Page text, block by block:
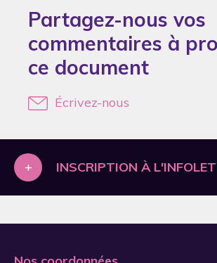
Abdelkader
Abdi
Abe
Abi Chahine
Abolfathi Momtaz
Aboujaoudé
Partagez-nous vos
commentaires à
ce document
Écrivez-nous
+ INSCRIPTION À